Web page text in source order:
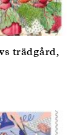
trädgård,